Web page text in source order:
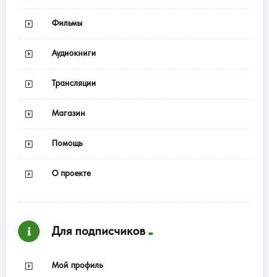
Фильмы
Аудиокниги
Трансляции
Магазин
Помощь
О проекте
Для подписчиков
Мой профиль